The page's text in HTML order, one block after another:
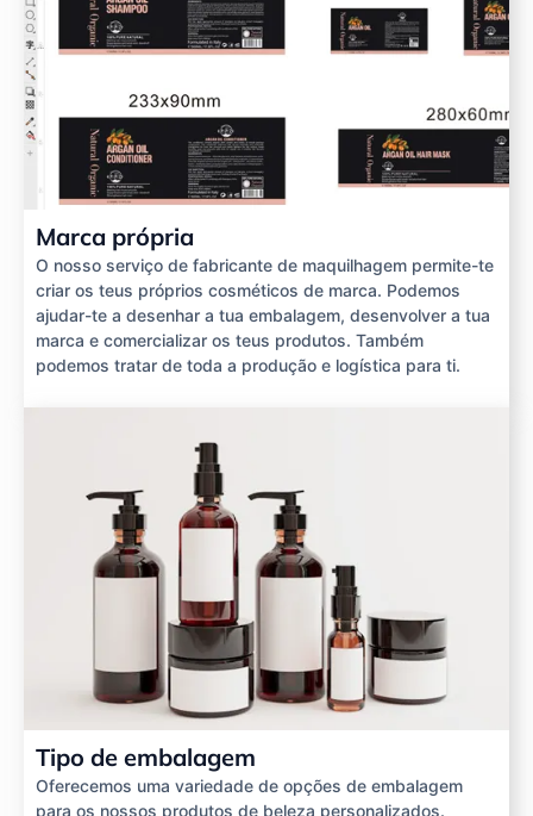
Marca própria
O nosso serviço de fabricante de maquilhagem permite-te
criar os teus próprios cosméticos de marca. Podemos
ajudar-te a desenhar a tua embalagem, desenvolver a tua
marca e comercializar os teus produtos. Também
podemos tratar de toda a produção e logística para ti.
Tipo de embalagem
Oferecemos uma variedade de opções de embalagem
para os nossos produtos de beleza personalizados.